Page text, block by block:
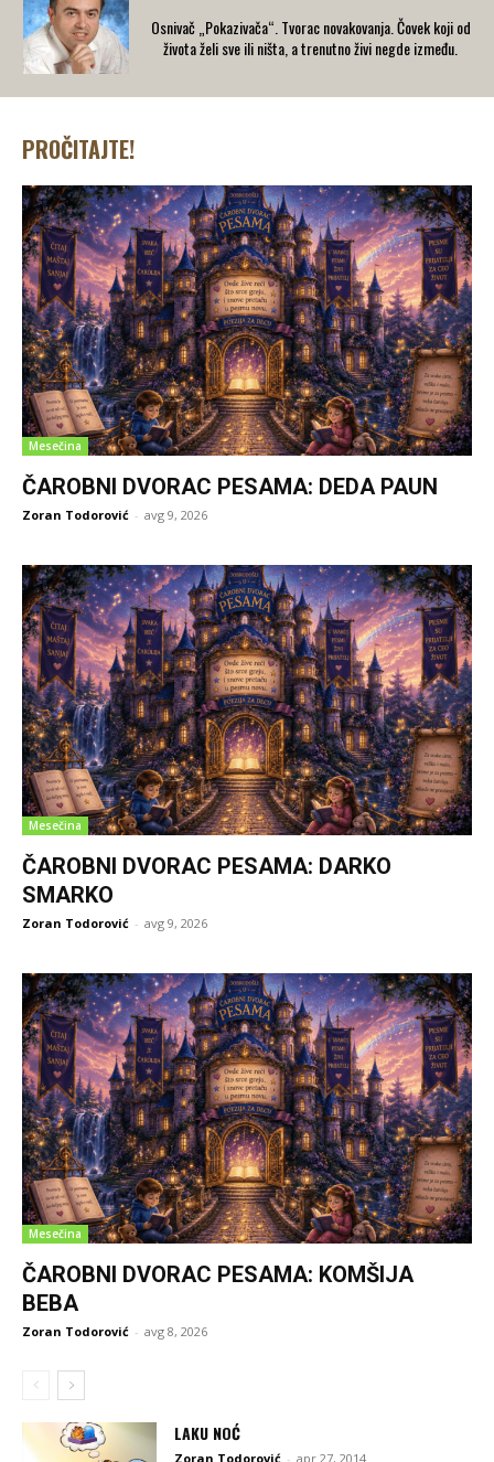
Osnivač „Pokazivača“. Tvorac novakovanja. Čovek koji od
života želi sve ili ništa, a trenutno živi negde između.
PROČITAJTE!
Mesečina
ČAROBNI DVORAC PESAMA: DEDA PAUN
Zoran Todorović - avg 9, 2026
Mesečina
ČAROBNI DVORAC PESAMA: DARKO
SMARKO
Zoran Todorović - avg 9, 2026
Mesečina
ČAROBNI DVORAC PESAMA: KOMŠIJA
BEBA
Zoran Todorović - avg 8, 2026
LAKU NOĆ
Zoran Todorović - apr 27, 2014